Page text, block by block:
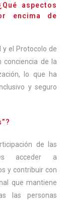
aspectos
encima de
y el Protocolo de
conciencia de la
lo que ha
y seguro
de las
acceder a
y contribuir con
que mantiene
las personas